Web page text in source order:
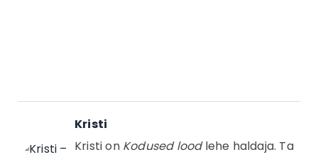
Kristi
Kristi on Kodused loodlehe haldaja. Ta